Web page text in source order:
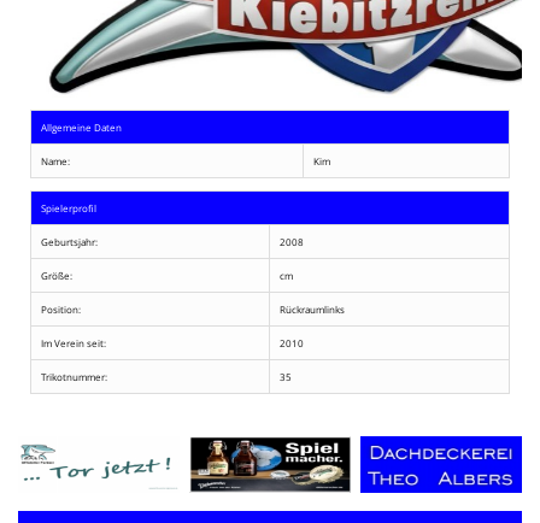
Allgemeine Daten
Name: Kim
Spielerprofil
Geburtsjahr: 2008
Größe: cm
Position: Rückraumlinks
Im Verein seit: 2010
Trikotnummer: 35